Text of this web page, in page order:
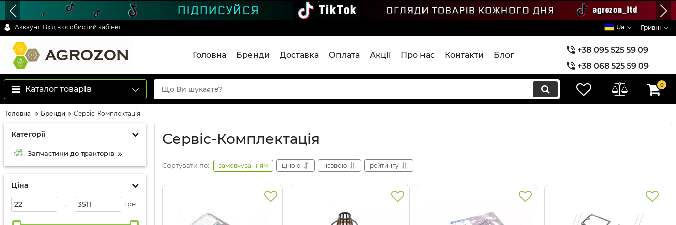
Аккаунт Вхід в особистий кабінет Ua Гривні
Головна Бренди Доставка Оплата Акції Про нас Контакти Блог
+38 095 525 59 09
+38 068 525 59 09
+38 073 525 59 09
Каталог товарів 0
Головна Бренди Сервіс-Комплектація
Категорії
Запчастини до тракторів
Ціна
- грн
Сервіс-Комплектація
Сортувати по: замовчуванням ціною назвою рейтингу